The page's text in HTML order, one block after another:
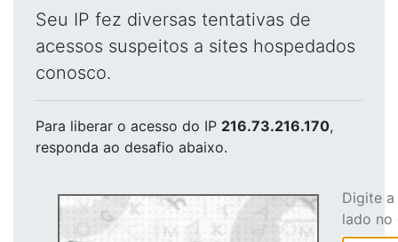
Seu IP fez diversas tentativas de
acessos suspeitos a sites hospedados
conosco.
Para liberar o acesso do IP 216.73.216.170,
responda ao desafio abaixo.
Digite
lado no